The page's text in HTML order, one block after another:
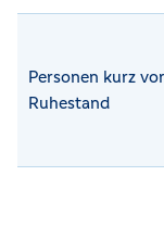
Personen kurz
Ruhestand